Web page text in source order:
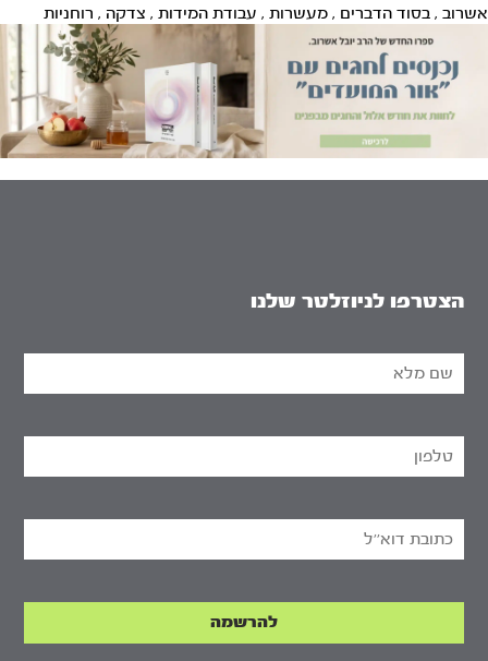
אשרוב , בסוד הדברים , מעשרות , עבודת המידות , צדקה , רוחניות
הצטרפו לניוזלטר שלנו